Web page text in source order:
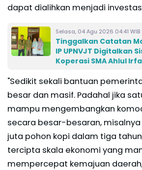
dapat dialihkan menjadi
Selasa, 04 Agu 2026 04:41 WIB
Tinggalkan Catatan
IP UPNVJT Digitalkan
Koperasi SMA Ahlul
"Sedikit sekali bantuan
besar dan masif. Padahal jika
mampu mengembangkan
secara besar-besaran,
juta pohon kopi dalam tiga
tercipta skala ekonomi yang
mempercepat kemajuan